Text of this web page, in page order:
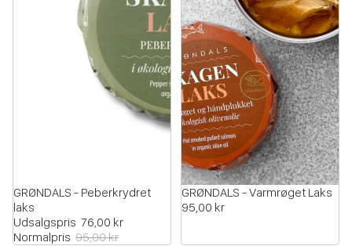
UDSALG
GRØNDALS - Peberkrydret
laks
Udsalgspris 76,00 kr
Normalpris 95,00 kr
GRØNDALS - Varmrøget Laks
95,00 kr